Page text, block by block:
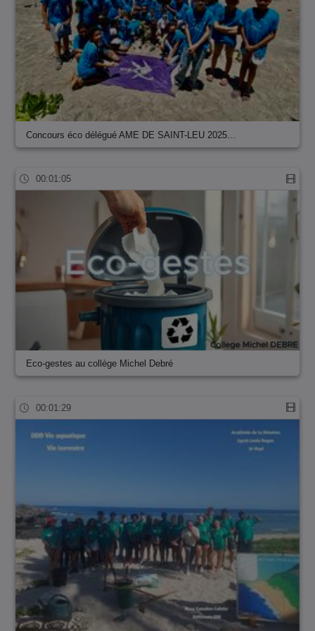
Concours éco délégué AME DE SAINT-LEU 2025…
00:01:05
Eco-gestes au collège Michel Debré
00:01:29